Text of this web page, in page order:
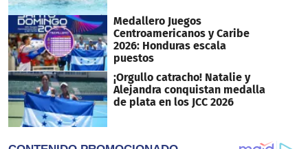
Medallero Juegos
Centroamericanos y Caribe
2026: Honduras escala
puestos
¡Orgullo catracho! Natalie y
Alejandra conquistan medalla
de plata en los JCC 2026